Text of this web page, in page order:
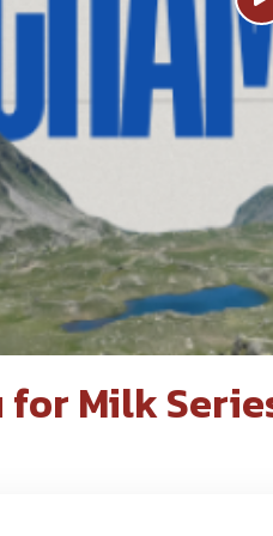
for Milk